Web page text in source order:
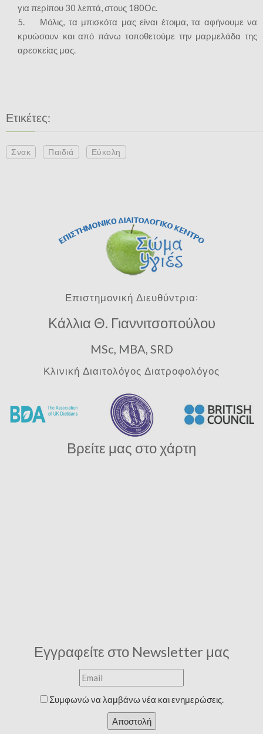
για περίπου 30 λεπτά, στους 180Οc.
5. Μόλις, τα μπισκότα μας είναι έτοιμα, τα αφήνουμε να
κρυώσουν και από πάνω τοποθετούμε την μαρμελάδα της
αρεσκείας μας.
Ετικέτες:
Σνακ Παιδιά Εύκολη
Επιστημονική Διευθύντρια:
Κάλλια Θ. Γιαννιτσοπούλου
MSc, MBA, SRD
Κλινική Διαιτολόγος Διατροφολόγος
Βρείτε μας στο χάρτη
Εγγραφείτε στο Newsletter μας
Συμφωνώ να λαμβάνω νέα και ενημερώσεις.
Αποστολή